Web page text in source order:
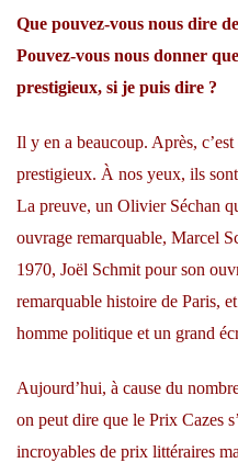
Que pouvez-vous nous dire
Pouvez-vous nous donner
prestigieux, si je puis dire ?
Il y en a beaucoup. Après,
prestigieux. À nos yeux, ils
La preuve, un Olivier Séchan
ouvrage remarquable, Marcel
1970, Joël Schmit pour son
remarquable histoire de Paris,
homme politique et un grand
Aujourd’hui, à cause du
on peut dire que le Prix Cazes
incroyables de prix littéraires